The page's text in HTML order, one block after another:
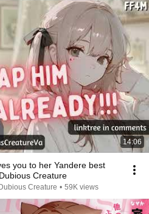
14:06
you to her Yandere best
Creature
Creature • 59K views